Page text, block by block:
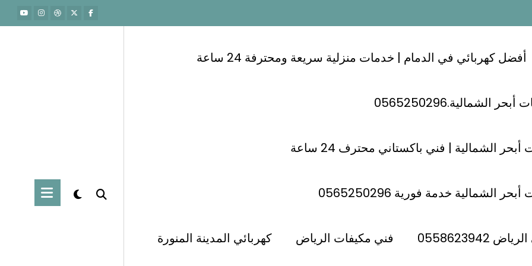
أفضل كهربائي في الدمام | خدمات منزلية سريعة ومحترفة 24 ساعة
الشمالية.0565250296
الشمالية | فني باكستاني محترف 24 ساعة
الشمالية خدمة فورية 0565250296
فني مكيفات الرياض كهربائي المدينة المنورة 0558623942